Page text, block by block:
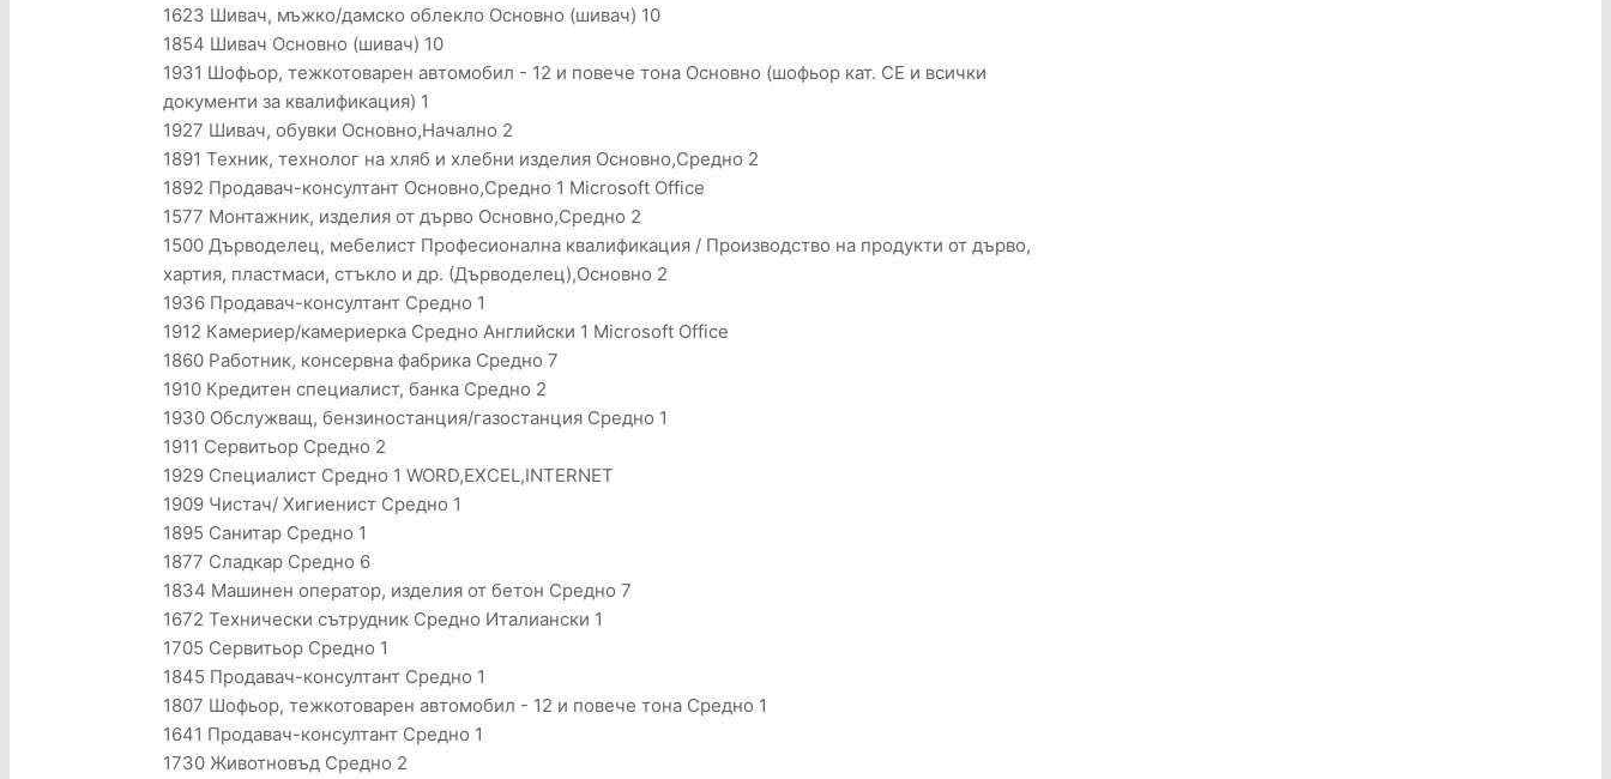
1623 Шивач, мъжко/дамско облекло Основно (шивач) 10
1854 Шивач Основно (шивач) 10
1931 Шофьор, тежкотоварен автомобил - 12 и повече тона Основно (шофьор кат. CЕ и всички
документи за квалификация) 1
1927 Шивач, обувки Основно,Начално 2
1891 Техник, технолог на хляб и хлебни изделия Основно,Средно 2
1892 Продавач-консултант Основно,Средно 1 Microsoft Office
1577 Монтажник, изделия от дърво Основно,Средно 2
1500 Дърводелец, мебелист Професионална квалификация / Производство на продукти от дърво,
хартия, пластмаси, стъкло и др. (Дърводелец),Основно 2
1936 Продавач-консултант Средно 1
1912 Камериер/камериерка Средно Английски 1 Microsoft Office
1860 Работник, консервна фабрика Средно 7
1910 Кредитен специалист, банка Средно 2
1930 Обслужващ, бензиностанция/газостанция Средно 1
1911 Сервитьор Средно 2
1929 Специалист Средно 1 WORD,EXCEL,INTERNET
1909 Чистач/ Хигиенист Средно 1
1895 Санитар Средно 1
1877 Сладкар Средно 6
1834 Машинен оператор, изделия от бетон Средно 7
1672 Технически сътрудник Средно Италиански 1
1705 Сервитьор Средно 1
1845 Продавач-консултант Средно 1
1807 Шофьор, тежкотоварен автомобил - 12 и повече тона Средно 1
1641 Продавач-консултант Средно 1
1730 Животновъд Средно 2